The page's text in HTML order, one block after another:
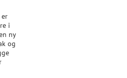
i
ny
og